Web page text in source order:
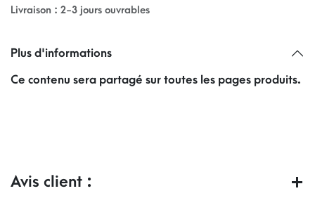
Livraison : 2-3 jours ouvrables
Plus d'informations
Ce contenu sera partagé sur toutes les pages produits.
Avis client :